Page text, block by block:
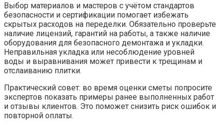
Выбор материалов и мастеров с учётом стандартов
безопасности и сертификации помогает избежать
скрытых расходов на переделки. Обязательно проверьте
наличие лицензий, гарантий на работы, а также наличие
оборудования для безопасного демонтажа и укладки.
Неправильная укладка или несоблюдение уровней
воды и выравнивания может привести к трещинам и
отслаиванию плитки.
Практический совет: во время оценки сметы попросите
экспертов показать примеры ранее выполненных работ
и отзывы клиентов. Это поможет снизить риск ошибок и
повторной оплаты.